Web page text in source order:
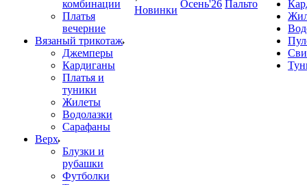
комбинации
Платья
вечерние
Вязаный трикотаж
Джемперы
Кардиганы
Платья и
туники
Жилеты
Водолазки
Сарафаны
Верх
Блузки и
рубашки
Футболки
Новинки
Осень'26 Пальто